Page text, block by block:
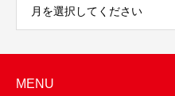
月を選択してください
MENU